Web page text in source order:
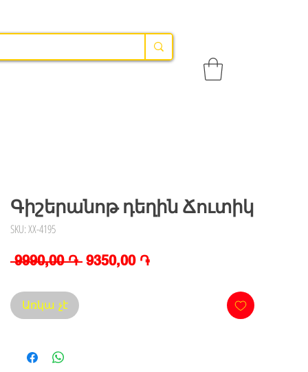
Գիշերանոթ դեղին Ճուտիկ
SKU: XX-4195
9990,00 ֏ Regular
9350,00 ֏Sale
Առկա չէ